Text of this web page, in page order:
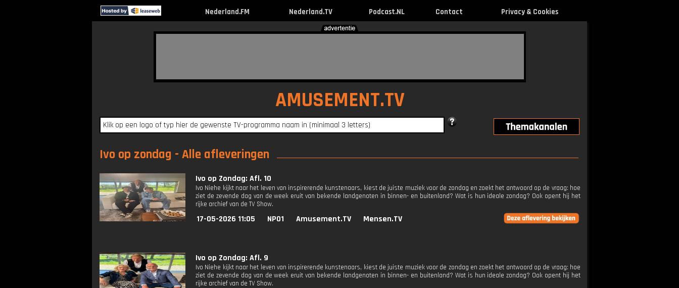
Nederland.FM Nederland.TV Podcast.NL Contact Privacy & Cookies
AMUSEMENT.TV
Ivo op zondag - Alle afleveringen
Ivo op Zondag: Afl. 10
Ivo Niehe kijkt naar het leven van inspirerende kunstenaars, kiest de juiste muziek voor de zondag en zoekt het antwoord op de vraag: hoe
ziet de zevende dag van de week eruit van bekende landgenoten in binnen- en buitenland? Wat is hun ideale zondag? Ook opent hij het
rijke archief van de TV Show.
17-05-2026 11:05 NPO1 Amusement.TV Mensen.TV
Ivo op Zondag: Afl. 9
Ivo Niehe kijkt naar het leven van inspirerende kunstenaars, kiest de juiste muziek voor de zondag en zoekt het antwoord op de vraag: hoe
ziet de zevende dag van de week eruit van bekende landgenoten in binnen- en buitenland? Wat is hun ideale zondag? Ook opent hij het
rijke archief van de TV Show.